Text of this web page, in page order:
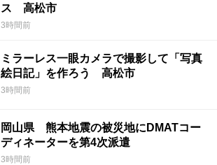
ス 高松市
3時間前
ミラーレス一眼カメラで撮影して「写真
絵日記」を作ろう 高松市
3時間前
岡山県 熊本地震の被災地にDMATコー
ディネーターを第4次派遣
3時間前